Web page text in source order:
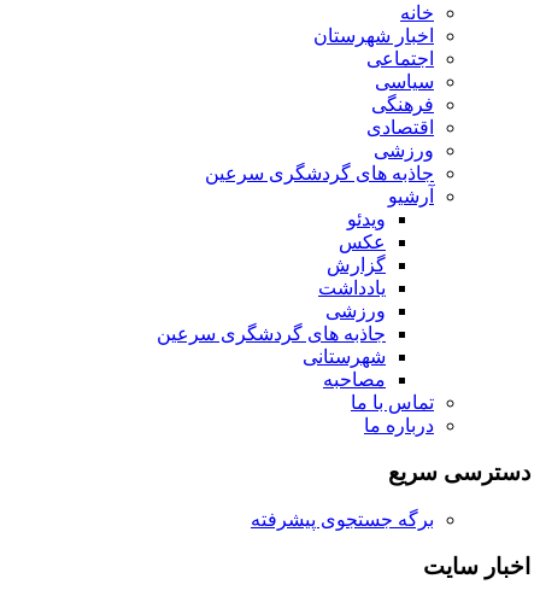
خانه
اخبار شهرستان
اجتماعی
سیاسی
فرهنگی
اقتصادی
ورزشی
جاذبه های گردشگری سرعین
آرشیو
ویدئو
عکس
گزارش
یادداشت
ورزشی
جاذبه های گردشگری سرعین
شهرستانی
مصاحبه
تماس با ما
درباره ما
دسترسی سریع
برگه جستجوی پیشرفته
اخبار سایت